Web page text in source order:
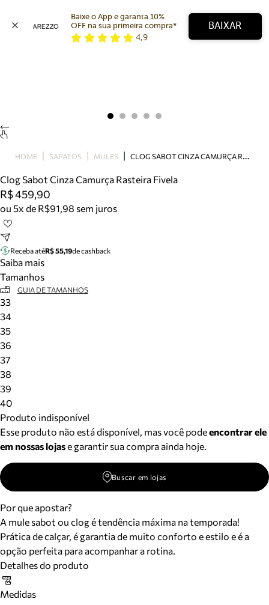
Bolsa
Tamanco
Tênis
Mule
Tire dúvidas sobre pedidos, devoluções e mais.
Meus pedidos
Acompanhe seus pedidos e solicite devoluções.
Baixe o App e garanta 10%
OFF na sua primeira compra*
4,9
BAIXAR
HOME SAPATOS MULES C
LOG SABOT CINZA CAMURÇA RASTEIRA FIVELA
Clog Sabot Cinza Camurça Rasteira Fivela
R$ 459,90
ou 5x de R$91,98 sem juros
Receba atéR$ 55,19de cashback
Saiba mais
Tamanhos
GUIA DE TAMANHOS
33
34
35
36
37
38
39
40
Produto indisponível
Esse produto não está disponível, mas você podeencontrar ele
em nossas lojase garantir sua compra ainda hoje.
Buscar em lojas
Por que apostar?
A mule sabot ou clog é tendência máxima na temporada!
Prática de calçar, é garantia de muito conforto e estilo e é a
opção perfeita para acompanhar a rotina.
Detalhes do produto
Medidas